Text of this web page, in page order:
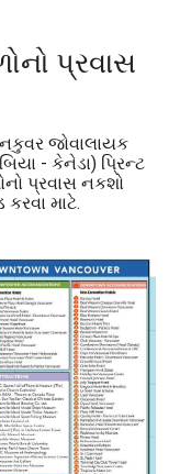
પ્રવાસ
જોવાલાયક
- કેનેડા) પ્રિન્ટ
પ્રવાસ નકશો
માટે.